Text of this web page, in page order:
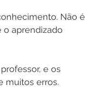
Não é
o aprendizado
e os
muitos erros.